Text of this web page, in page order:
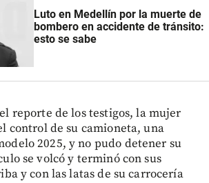
Luto en Medellín por la muerte de
bombero en accidente de tránsito:
esto se sabe
reporte de los testigos, la mujer
control de su camioneta, una
2025, y no pudo detener su
se volcó y terminó con sus
y con las latas de su carrocería